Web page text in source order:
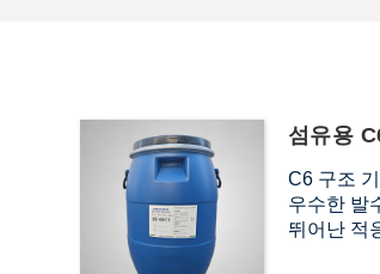
섬유용
C6 구조
우수한 발
뛰어난 적